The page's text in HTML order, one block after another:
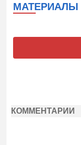
МАТЕРИАЛЫ
КОММЕНТАРИИ